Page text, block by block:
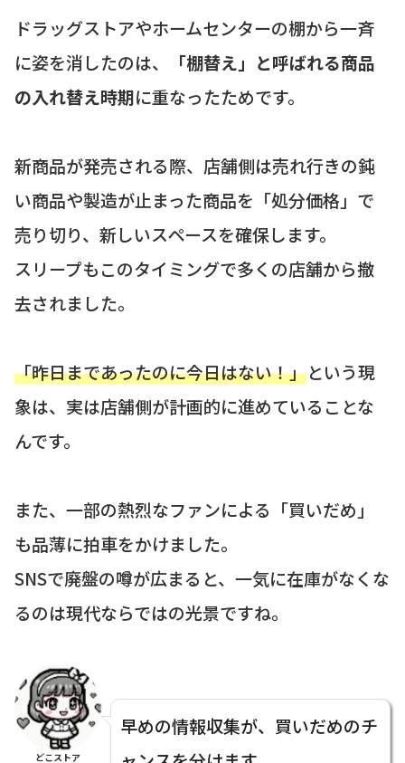
ドラッグストアやホームセンターの棚から一斉
に姿を消したのは、
「棚替え」と呼ばれる商品
の入れ替え時期に重なったためです。
新商品が発売される際、店舗側は売れ行きの鈍
い商品や製造が止まった商品を「処分価格」で
売り切り、新しいスペースを確保します。
スリープもこのタイミングで多くの店舗から撤
去されました。
「昨日まであったのに今日はない！」という現
象は、実は店舗側が計画的に進めていることな
んです。
また、一部の熱烈なファンによる「買いだめ」
も品薄に拍車をかけました。
SNSで廃盤の噂が広まると、一気に在庫がなくな
るのは現代ならではの光景ですね。
どこストア
早めの情報収集が、買いだめのチ